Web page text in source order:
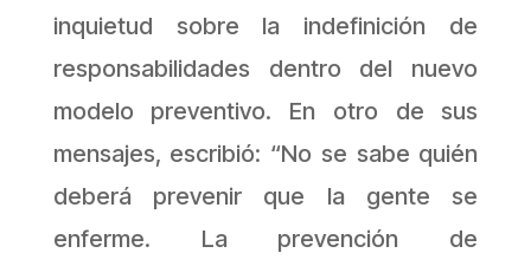
inquietud sobre la indefinición de
responsabilidades dentro del nuevo
modelo preventivo. En otro de sus
mensajes, escribió: “No se sabe quién
deberá prevenir que la gente se
enferme. La prevención de